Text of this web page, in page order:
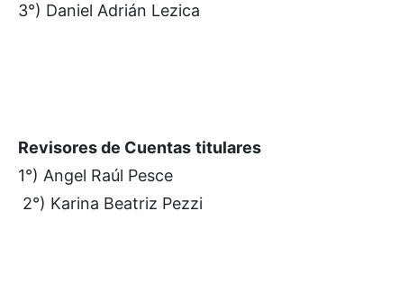
3°) Daniel Adrián Lezica
Revisores de Cuentas titulares
1°) Angel Raúl Pesce
2°) Karina Beatriz Pezzi